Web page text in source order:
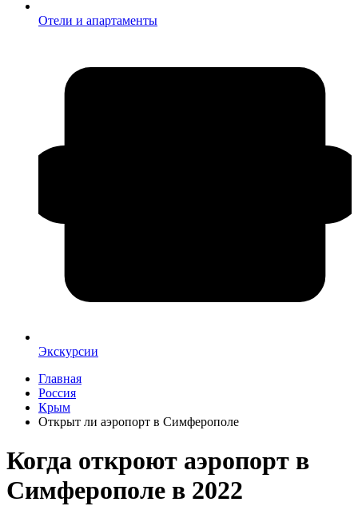
Отели и апартаменты
Экскурсии
Главная
Россия
Крым
Открыт ли аэропорт в Симферополе
Когда откроют аэропорт в
Симферополе в 2022